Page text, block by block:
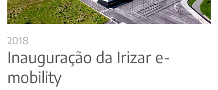
2018
Inauguração da Irizar e-
mobility